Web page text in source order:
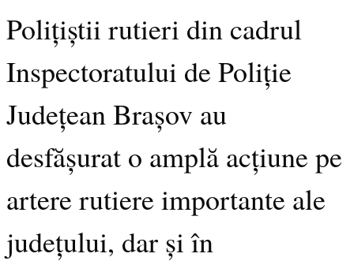
Polițiștii rutieri din cadrul
Inspectoratului de Poliție
Județean Brașov au
desfășurat o amplă acțiune pe
artere rutiere importante ale
județului, dar și în